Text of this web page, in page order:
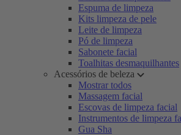
Espuma de limpeza
Kits limpeza de pele
Leite de limpeza
Pó de limpeza
Sabonete facial
Toalhitas desmaquilhantes
Acessórios de beleza
Mostrar todos
Massagem facial
Escovas de limpeza facial
Instrumentos de limpeza
Gua Sha